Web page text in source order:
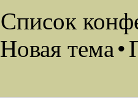
Список
Новая тема•